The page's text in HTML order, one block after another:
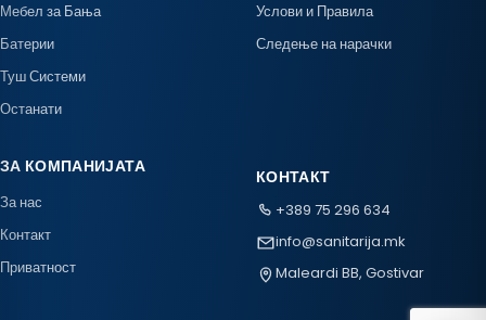
Мебел за Бања
Батерии
Туш Системи
Останати
Услови и Правила
Следење на нарачки
ЗА КОМПАНИЈАТА
За нас
Контакт
Приватност
КОНТАКТ
+389 75 296 634
info@sanitarija.mk
Maleardi BB, Gostivar